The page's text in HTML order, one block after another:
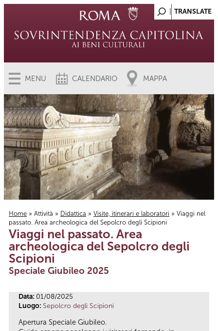
MENU CALENDARIO MAPPA
Tu sei qui
Home » Attività » Didattica » Visite, itinerari e laboratori » Viaggi nel
passato. Area archeologica del Sepolcro degli Scipioni
Viaggi nel passato. Area
archeologica del Sepolcro degli
Scipioni
Speciale Giubileo 2025
Data: 01/08/2025
Luogo: Sepolcro degli Scipioni
Apertura Speciale Giubileo.